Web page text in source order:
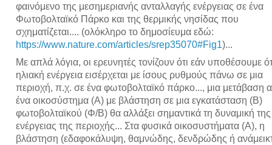
φαινόμενο της μεσημεριανής ανταλλαγής ενέργειας σε ένα
Φωτοβολταϊκό Πάρκο και της θερμικής νησίδας που
σχηματίζεται.... (ολόκληρο το δημοσίευμα εδώ:
https://www.nature.com/articles/srep35070#Fig1)...
Με απλά λόγια, οι ερευνητές τονίζουν ότι εάν υποθέσουμε
ηλιακή ενέργεια εισέρχεται με ίσους ρυθμούς πάνω σε μια
περιοχή, π.χ. σε ένα φωτοβολταϊκό πάρκο..., μια μετάβαση
ένα οικοσύστημα (Α) με βλάστηση σε μια εγκατάσταση (Β)
φωτοβολταϊκού (Φ/Β) θα αλλάξει σημαντικά τη δυναμική
ενέργειας της περιοχής... Στα φυσικά οικοσυστήματα (Α), η
βλάστηση (εδαφοκάλυψη, θαμνώδης, δενδρώδης ή